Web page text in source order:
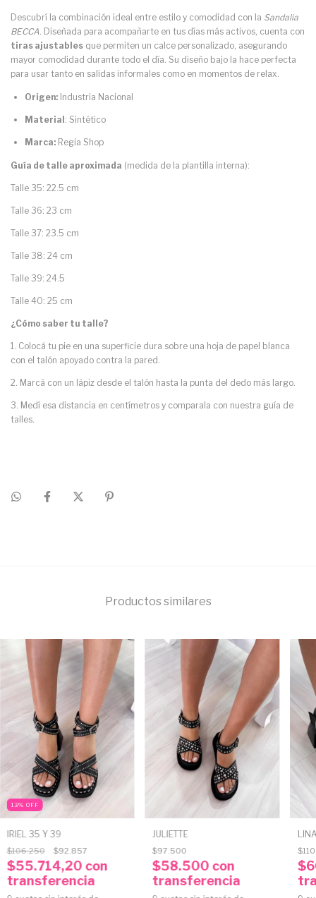
Descubrí la combinación ideal entre estilo y comodidad con la Sandalia
BECCA. Diseñada para acompañarte en tus días más activos, cuenta con
tiras ajustables que permiten un calce personalizado, asegurando
mayor comodidad durante todo el día. Su diseño bajo la hace perfecta
para usar tanto en salidas informales como en momentos de relax.
Origen: Industria Nacional
Material : Sintético
Marca: Regia Shop
Guía de talle aproximada (medida de la plantilla interna):
Talle 35: 22.5 cm
Talle 36: 23 cm
Talle 37: 23.5 cm
Talle 38: 24 cm
Talle 39: 24.5
Talle 40: 25 cm
¿Cómo saber tu talle?
1. Colocá tu pie en una superficie dura sobre una hoja de papel blanca
con el talón apoyado contra la pared.
2. Marcá con un lápiz desde el talón hasta la punta del dedo más largo.
3. Medí esa distancia en centímetros y comparala con nuestra guía de
talles.
Productos similares
13% OFF
IRIEL 35 Y 39
$106.250 $92.857
$55.714,20 con
transferencia
JULIETTE
$97.500
$58.500 con
transferencia